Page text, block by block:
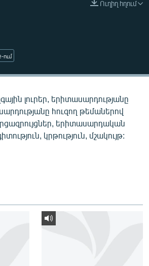
Ուղիղ հղում
ում
լուրեր, երիտասարդությանը
հուզող թեմաներով
երիտասարդական
կրթություն, մշակույթ: